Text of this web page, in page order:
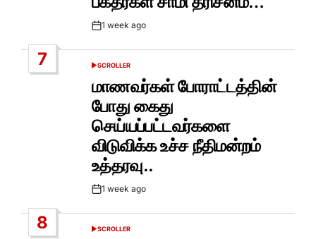
Post1 week ago
7
POSTED
SCROLLER
மாணவர்கள் போராட்டத்தின்
போது கைது
செய்யப்பட்டவர்களை
விடுவிக்க உச்ச நீதிமன்றம்
உத்தரவு..
Post1 week ago
8
POSTED
SCROLLER